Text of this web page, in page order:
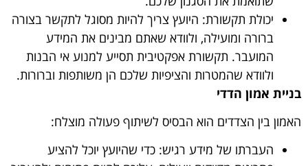
יכולת תקשורת: היועץ צריך להיות מסוגל לתקשר בצורה
ברורה ומועילה, ולוודא שאתם מבינים את המידע
המועבר. תקשורת אפקטיבית תסייע למנוע אי הבנות
ולוודא שהמטרות והציפיות שלכם הן משותפות וברורות.
בניית אמון הדדי
האמון בין הצדדים הוא הבסיס לשיתוף פעולה מוצלח:
העברתו של מידע רגיש: כדי שהיועץ יוכל להציע